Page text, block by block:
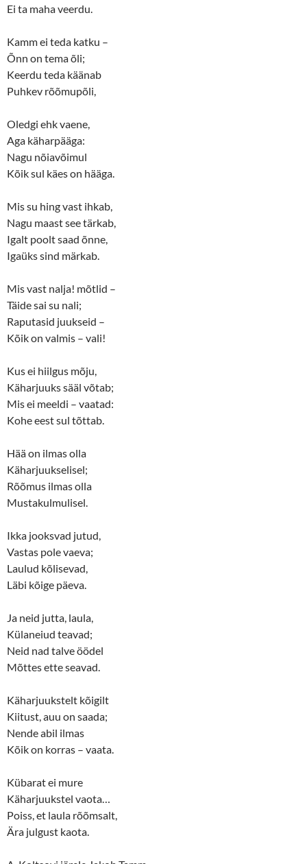
n
w
)
i
o
w
)
Ei ta maha veerdu.
Kamm ei teda katku –
Õnn on tema õli;
Keerdu teda käänab
Puhkev rõõmupõli,
Oledgi ehk vaene,
Aga käharpääga:
Nagu nõiavõimul
Kõik sul käes on hääga.
Mis su hing vast ihkab,
Nagu maast see tärkab,
Igalt poolt saad õnne,
Igaüks sind märkab.
Mis vast nalja! mõtlid –
Täide sai su nali;
Raputasid juukseid –
Kõik on valmis – vali!
Kus ei hiilgus mõju,
Käharjuuks sääl võtab;
Mis ei meeldi – vaatad:
Kohe eest sul tõttab.
Hää on ilmas olla
Käharjuukselisel;
Rõõmus ilmas olla
Mustakulmulisel.
Ikka jooksvad jutud,
Vastas pole vaeva;
Laulud kõlisevad,
Läbi kõige päeva.
Ja neid jutta, laula,
Külaneiud teavad;
Neid nad talve öödel
Mõttes ette seavad.
Käharjuukstelt kõigilt
Kiitust, auu on saada;
Nende abil ilmas
Kõik on korras – vaata.
Kübarat ei mure
Käharjuukstel vaota…
Poiss, et laula rõõmsalt,
Ära julgust kaota.